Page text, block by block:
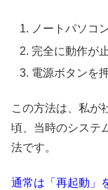
ノートパソコ
完全に動作が
電源ボタンを
この方法は、私が
頃、当時のシステ
法です。
通常は「再起動」